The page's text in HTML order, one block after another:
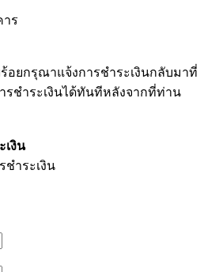
ร
อยกรุณาแจ้งการชำระเงินกลับมาที่
รชำระเงินได้ทันทีหลังจากที่ท่าน
เงิน
ระเงิน